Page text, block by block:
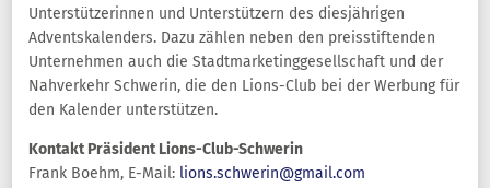
Unterstützerinnen und Unterstützern des diesjährigen
Adventskalenders. Dazu zählen neben den preisstiftenden
Unternehmen auch die Stadtmarketinggesellschaft und der
Nahverkehr Schwerin, die den Lions-Club bei der Werbung für
den Kalender unterstützen.
Kontakt Präsident Lions-Club-Schwerin
Frank Boehm, E-Mail: lions.schwerin@gmail.com